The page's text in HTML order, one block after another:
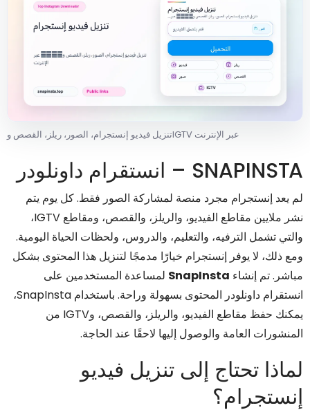
تنزيل فيديو إنستجرام، الصور، ريلز، القصص وIGTV عبر الإنترنت
SNAPINSTA – انستقرام داونلودر
لم يعد إنستجرام مجرد منصة لمشاركة الصور فقط. كل يوم يتم
نشر ملايين مقاطع الفيديو، والريلز، والقصص، ومقاطع IGTV،
والتي تشمل الترفيه، والتعليم، والدروس، ولحظات الحياة اليومية.
ومع ذلك، لا يوفر إنستجرام خيارًا مدمجًا لتنزيل هذا المحتوى بشكل
مباشر. تم إنشاء SnapInsta لمساعدة المستخدمين على
انستقرام داونلودر المحتوى بسهولة وراحة. باستخدام SnapInsta،
يمكنك حفظ مقاطع الفيديو، والريلز، والقصص، وIGTV من
المنشورات العامة والوصول إليها لاحقًا عند الحاجة.
لماذا تحتاج إلى تنزيل فيديو
إنستجرام؟